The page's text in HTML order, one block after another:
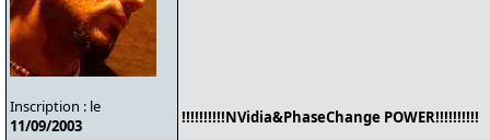
Inscription : le
11/09/2003
!!!!!!!!!!NVidia&PhaseChange POWER!!!!!!!!!!